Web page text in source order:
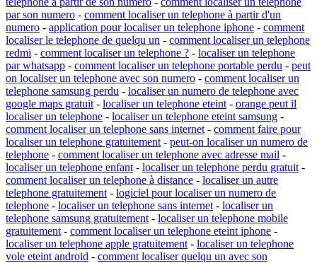
par son numero - comment localiser un telephone à partir d'un
numero - application pour localiser un telephone iphone - comment
localiser le telephone de quelqu un - comment localiser un telephone
redmi - comment localiser un telephone ? - localiser un telephone
par whatsapp - comment localiser un telephone portable perdu - peut
on localiser un telephone avec son numero - comment localiser un
telephone samsung perdu - localiser un numero de telephone avec
google maps gratuit - localiser un telephone eteint - orange peut il
localiser un telephone - localiser un telephone eteint samsung -
comment localiser un telephone sans internet - comment faire pour
localiser un telephone gratuitement - peut-on localiser un numero de
telephone - comment localiser un telephone avec adresse mail -
localiser un telephone enfant - localiser un telephone perdu gratuit -
comment localiser un telephone à distance - localiser un autre
telephone gratuitement - logiciel pour localiser un numero de
telephone - localiser un telephone sans internet - localiser un
telephone samsung gratuitement - localiser un telephone mobile
gratuitement - comment localiser un telephone eteint iphone -
localiser un telephone apple gratuitement - localiser un telephone
vole eteint android - comment localiser quelqu un avec son